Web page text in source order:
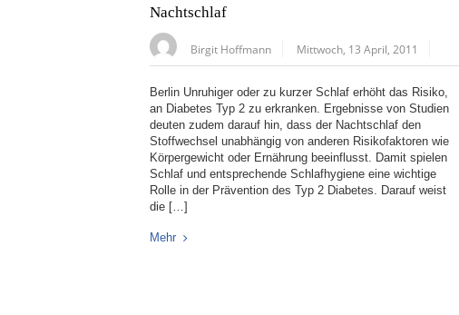
Nachtschlaf
Birgit Hoffmann Mittwoch, 13 April, 2011
Berlin Unruhiger oder zu kurzer Schlaf erhöht das Risiko,
an Diabetes Typ 2 zu erkranken. Ergebnisse von Studien
deuten zudem darauf hin, dass der Nachtschlaf den
Stoffwechsel unabhängig von anderen Risikofaktoren wie
Körpergewicht oder Ernährung beeinflusst. Damit spielen
Schlaf und entsprechende Schlafhygiene eine wichtige
Rolle in der Prävention des Typ 2 Diabetes. Darauf weist
die […]
Mehr